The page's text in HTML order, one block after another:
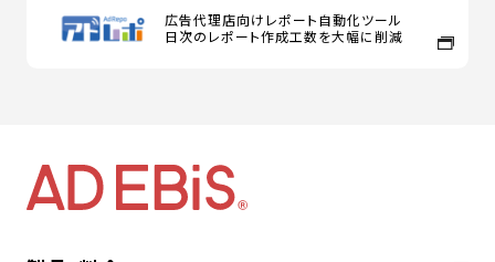
広告代理店向けレポート自動化ツール
日次のレポート作成工数を大幅に削減